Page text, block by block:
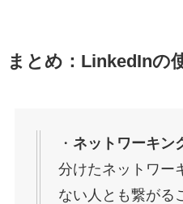
まとめ：LinkedInの
・ ネットワーキン
分けたネットワー
ない人とも繋がる